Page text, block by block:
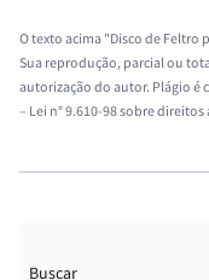
O texto acima "Disco de Feltro
Sua reprodução, parcial ou
autorização do autor. Plágio é
– Lei n° 9.610-98 sobre
Buscar